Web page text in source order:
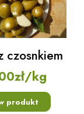
czosnkiem
zł/kg
produkt